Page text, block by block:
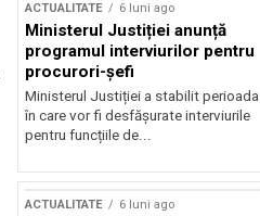
ACTUALITATE 6 luni ago
Ministerul Justiției anunță
programul interviurilor pentru
procurori-șefi
Ministerul Justiției a stabilit perioada
în care vor fi desfășurate interviurile
pentru funcțiile de...
ACTUALITATE 6 luni ago